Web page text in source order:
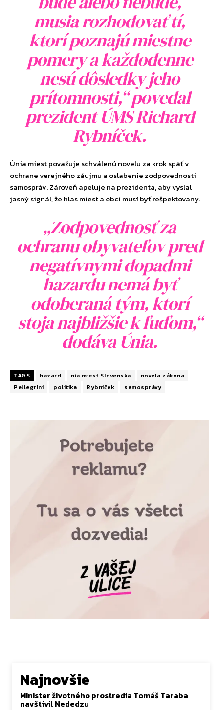
musia rozhodovať tí,
ktorí poznajú miestne
pomery a každodenne
nesú dôsledky jeho
prítomnosti,“ povedal
prezident ÚMS Richard
Rybníček.
Únia miest považuje schválenú novelu za krok späť v
ochrane verejného záujmu a oslabenie zodpovednosti
samospráv. Zároveň apeluje na prezidenta, aby vyslal
jasný signál, že hlas miest a obcí musí byť rešpektovaný.
„Zodpovednosť za
ochranu obyvateľov pred
negatívnymi dopadmi
hazardu nemá byť
odoberaná tým, ktorí
stoja najbližšie k ľuďom,“
dodáva Únia.
TAGS hazard nia miest Slovenska
novela zákona
Pellegrini
politika Rybníček samosprávy
Najnovšie
Minister životného prostredia Tomáš Taraba
navštívil Nededzu